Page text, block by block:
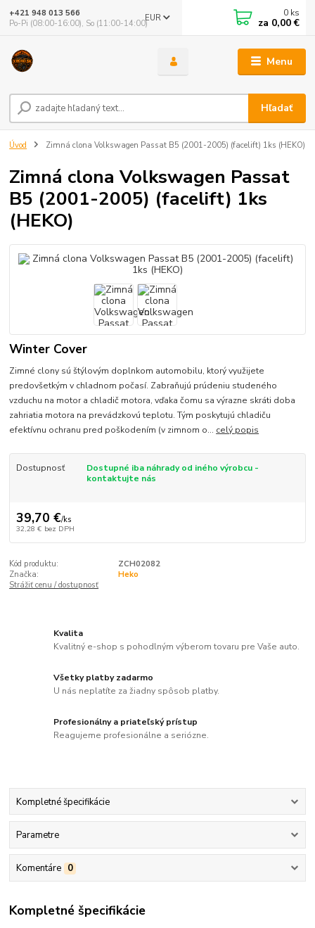
Menu
EUR
Hľadať
+421 948 013 566
Po-Pi (08:00-16:00), So (11:00-14:00)
0 ks
za 0,00 €
Úvod Zimná clona Volkswagen Passat B5 (2001-2005) (facelift) 1ks (HEKO)
Zimná clona Volkswagen Passat
B5 (2001-2005) (facelift) 1ks
(HEKO)
Winter Cover
Zimné clony sú štýlovým doplnkom automobilu, ktorý využijete
predovšetkým v chladnom počasí. Zabraňujú prúdeniu studeného
vzduchu na motor a chladič motora, vďaka čomu sa výrazne skráti doba
zahriatia motora na prevádzkovú teplotu. Tým poskytujú chladiču
efektívnu ochranu pred poškodením (v zimnom o... celý popis
Dostupnosť
Dostupné iba náhrady od iného výrobcu -
kontaktujte nás
39,70 €/ks
32,28 € bez DPH
Kód produktu:
ZCH02082
Značka:
Heko
Strážiť cenu / dostupnosť
Kvalita
Kvalitný e-shop s pohodlným výberom tovaru pre Vaše auto.
Všetky platby zadarmo
U nás neplatíte za žiadny spôsob platby.
Profesionálny a priateľský prístup
Reagujeme profesionálne a seriózne.
Kompletné špecifikácie
Parametre
Komentáre 0
Kompletné špecifikácie